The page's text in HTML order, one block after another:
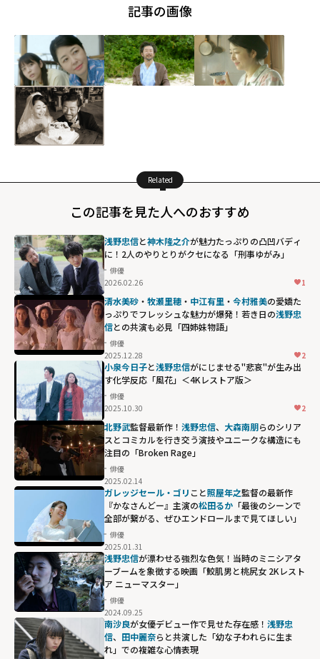
記事の画像
Related
この記事を見た人へのおすすめ
浅野忠信と神木隆之介が魅力たっぷりの凸凹バディ
に！2人のやりとりがクセになる「刑事ゆがみ」
俳優
2026.02.26
1
清水美砂 ・ 牧瀬里穂 ・ 中江有里 ・ 今村雅美の愛嬌た
っぷりでフレッシュな魅力が爆発！若き日の浅野忠
信との共演も必見「四姉妹物語」
俳優
2025.12.28
2
小泉今日子と浅野忠信がにじませる"悲哀"が生み出
す化学反応「風花」＜4Kレストア版＞
俳優
2025.10.30
2
北野武監督最新作！ 浅野忠信、 大森南朋らのシリア
スとコミカルを行き交う演技やユニークな構造にも
注目の「Broken Rage」
俳優
2025.02.14
ガレッジセール・ゴリ こと照屋年之監督の最新作
『かなさんどー』主演の松田るか 「最後のシーンで
全部が繋がる、ぜひエンドロールまで見てほしい」
俳優
2025.01.31
浅野忠信が漂わせる強烈な色気！当時のミニシアタ
ーブームを象徴する映画「鮫肌男と桃尻女 2Kレスト
ア ニューマスター」
俳優
2024.09.25
南沙良が女優デビュー作で見せた存在感！ 浅野忠
信、 田中麗奈らと共演した「幼な子われらに生ま
れ」での複雑な心情表現